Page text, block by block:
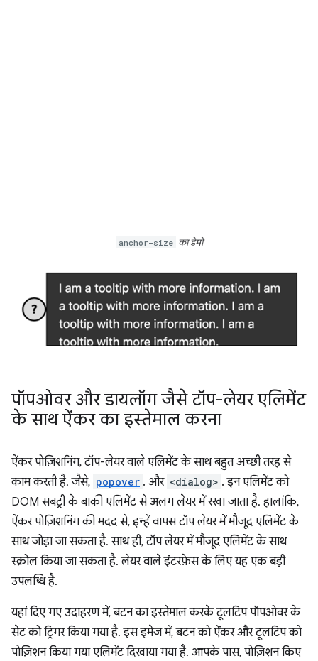
anchor-size का डेमो
पॉपओवर और डायलॉग जैसे टॉप-लेयर एलिमेंट
के साथ ऐंकर का इस्तेमाल करना
ऐंकर पोज़िशनिंग, टॉप-लेयर वाले एलिमेंट के साथ बहुत अच्छी तरह से
काम करती है. जैसे, popover . और <dialog> . इन एलिमेंट को
DOM सबट्री के बाकी एलिमेंट से अलग लेयर में रखा जाता है. हालांकि,
ऐंकर पोज़िशनिंग की मदद से, इन्हें वापस टॉप लेयर में मौजूद एलिमेंट के
साथ जोड़ा जा सकता है. साथ ही, टॉप लेयर में मौजूद एलिमेंट के साथ
स्क्रोल किया जा सकता है. लेयर वाले इंटरफ़ेस के लिए यह एक बड़ी
उपलब्धि है.
यहां दिए गए उदाहरण में, बटन का इस्तेमाल करके टूलटिप पॉपओवर के
सेट को ट्रिगर किया गया है. इस इमेज में, बटन को ऐंकर और टूलटिप को
पोज़िशन किया गया एलिमेंट दिखाया गया है. आपके पास, पोज़िशन किए